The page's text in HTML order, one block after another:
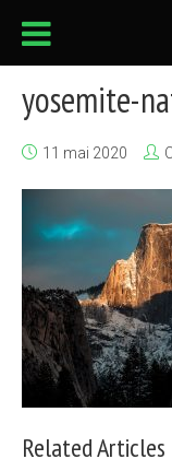
yosemite-
11 mai 2020
Related Articles